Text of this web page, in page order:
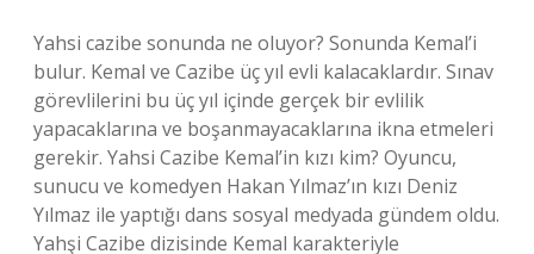
Yahsi cazibe sonunda ne oluyor? Sonunda Kemal’i
bulur. Kemal ve Cazibe üç yıl evli kalacaklardır. Sınav
görevlilerini bu üç yıl içinde gerçek bir evlilik
yapacaklarına ve boşanmayacaklarına ikna etmeleri
gerekir. Yahsi Cazibe Kemal’in kızı kim? Oyuncu,
sunucu ve komedyen Hakan Yılmaz’ın kızı Deniz
Yılmaz ile yaptığı dans sosyal medyada gündem oldu.
Yahşi Cazibe dizisinde Kemal karakteriyle